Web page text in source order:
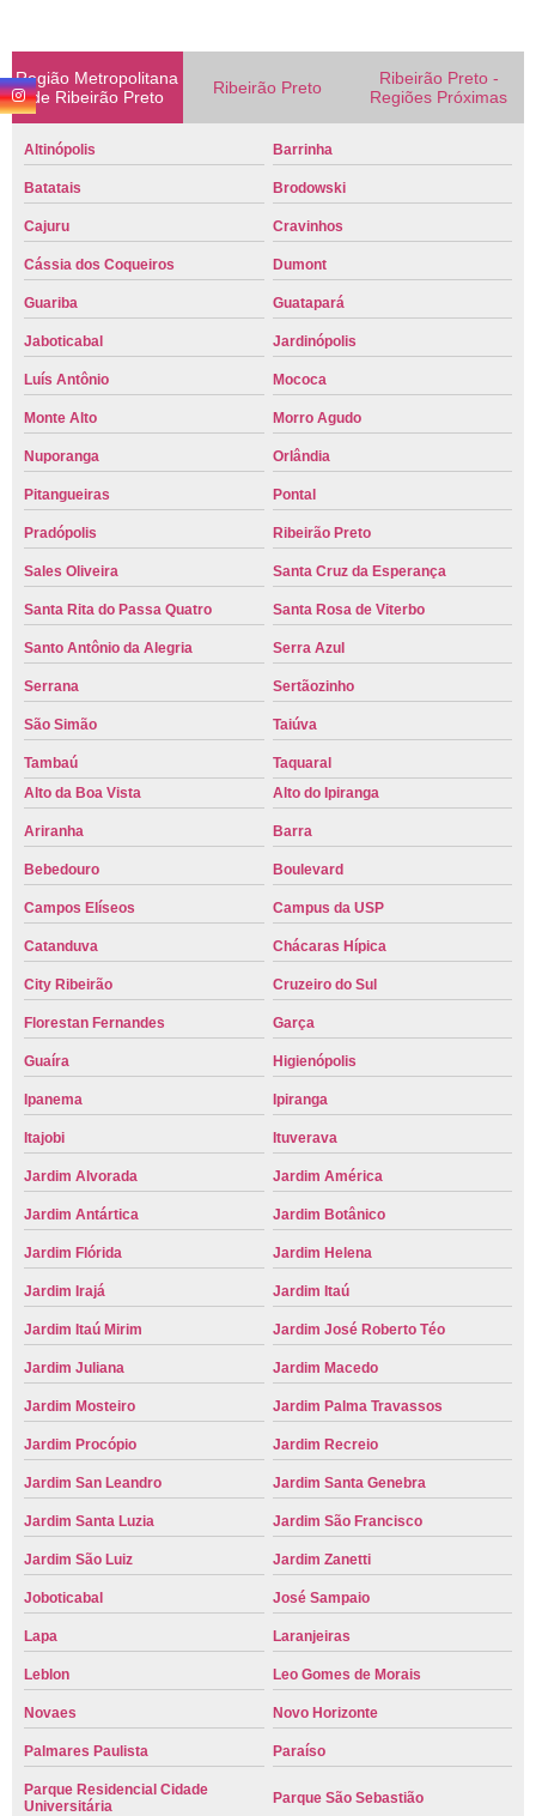
Região Metropolitana
de Ribeirão Preto
Ribeirão Preto
Ribeirão Preto -
Regiões Próximas
Altinópolis Barrinha
Batatais Brodowski
Cajuru Cravinhos
Cássia dos Coqueiros Dumont
Guariba Guatapará
Jaboticabal Jardinópolis
Luís Antônio Mococa
Monte Alto Morro Agudo
Nuporanga Orlândia
Pitangueiras Pontal
Pradópolis Ribeirão Preto
Sales Oliveira Santa Cruz da Esperança
Santa Rita do Passa Quatro Santa Rosa de Viterbo
Santo Antônio da Alegria Serra Azul
Serrana Sertãozinho
São Simão Taiúva
Tambaú
Taquaral
Alto da Boa Vista
Alto do Ipiranga
Ariranha Barra
Bebedouro Boulevard
Campos Elíseos Campus da USP
Catanduva Chácaras Hípica
City Ribeirão Cruzeiro do Sul
Florestan Fernandes Garça
Guaíra Higienópolis
Ipanema Ipiranga
Itajobi Ituverava
Jardim Alvorada Jardim América
Jardim Antártica Jardim Botânico
Jardim Flórida Jardim Helena
Jardim Irajá Jardim Itaú
Jardim Itaú Mirim Jardim José Roberto Téo
Jardim Juliana Jardim Macedo
Jardim Mosteiro Jardim Palma Travassos
Jardim Procópio Jardim Recreio
Jardim San Leandro Jardim Santa Genebra
Jardim Santa Luzia Jardim São Francisco
Jardim São Luiz Jardim Zanetti
Joboticabal José Sampaio
Lapa Laranjeiras
Leblon Leo Gomes de Morais
Novaes Novo Horizonte
Palmares Paulista Paraíso
Parque Residencial Cidade
Universitária
Parque São Sebastião